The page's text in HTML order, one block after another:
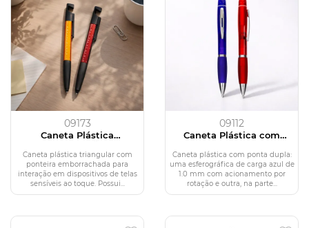
09173
Caneta Plástica
Caneta plástica triangular com
ponteira emborrachada para
interação em dispositivos de telas
sensíveis ao toque. Possui...
09112
Caneta Plástica com
Caneta plástica com ponta dupla:
uma esferográfica de carga azul de
1.0 mm com acionamento por
rotação e outra, na parte...